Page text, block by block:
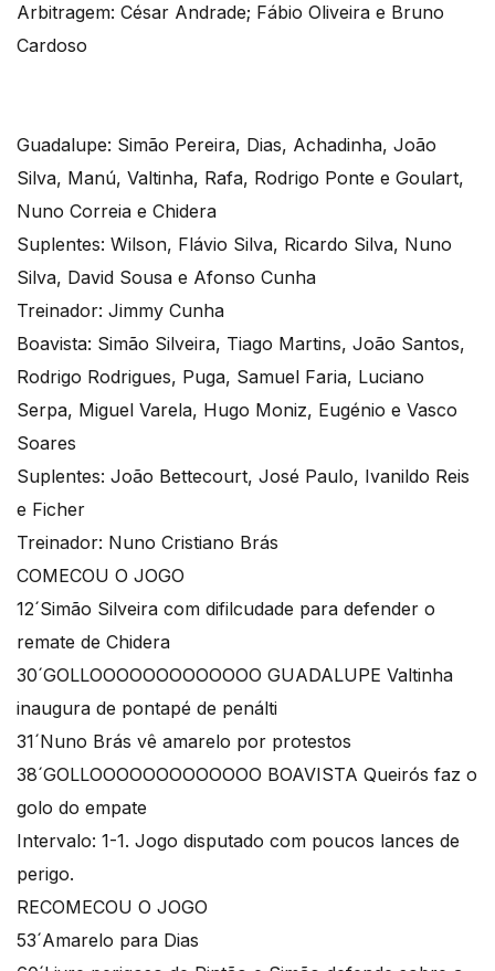
Arbitragem: César Andrade; Fábio Oliveira e Bruno
Cardoso
Guadalupe: Simão Pereira, Dias, Achadinha, João
Silva, Manú, Valtinha, Rafa, Rodrigo Ponte e Goulart,
Nuno Correia e Chidera
Suplentes: Wilson, Flávio Silva, Ricardo Silva, Nuno
Silva, David Sousa e Afonso Cunha
Treinador: Jimmy Cunha
Boavista: Simão Silveira, Tiago Martins, João Santos,
Rodrigo Rodrigues, Puga, Samuel Faria, Luciano
Serpa, Miguel Varela, Hugo Moniz, Eugénio e Vasco
Soares
Suplentes: João Bettecourt, José Paulo, Ivanildo Reis
e Ficher
Treinador: Nuno Cristiano Brás
COMECOU O JOGO
12´Simão Silveira com difilcudade para defender o
remate de Chidera
30´GOLLOOOOOOOOOOOOO GUADALUPE Valtinha
inaugura de pontapé de penálti
31´Nuno Brás vê amarelo por protestos
38´GOLLOOOOOOOOOOOOO BOAVISTA Queirós faz o
golo do empate
Intervalo: 1-1. Jogo disputado com poucos lances de
perigo.
RECOMECOU O JOGO
53´Amarelo para Dias